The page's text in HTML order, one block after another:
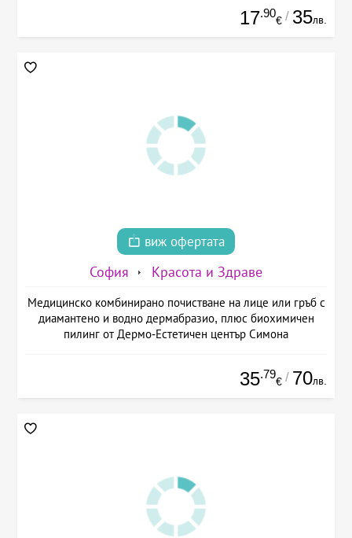
17.90
€ / 35лв.
виж офертата
София Красота и Здраве
Медицинско комбинирано почистване на лице или гръб с
диамантено и водно дермабразио, плюс биохимичен
пилинг от Дермо-Естетичен център Симона
35.79
€ / 70лв.